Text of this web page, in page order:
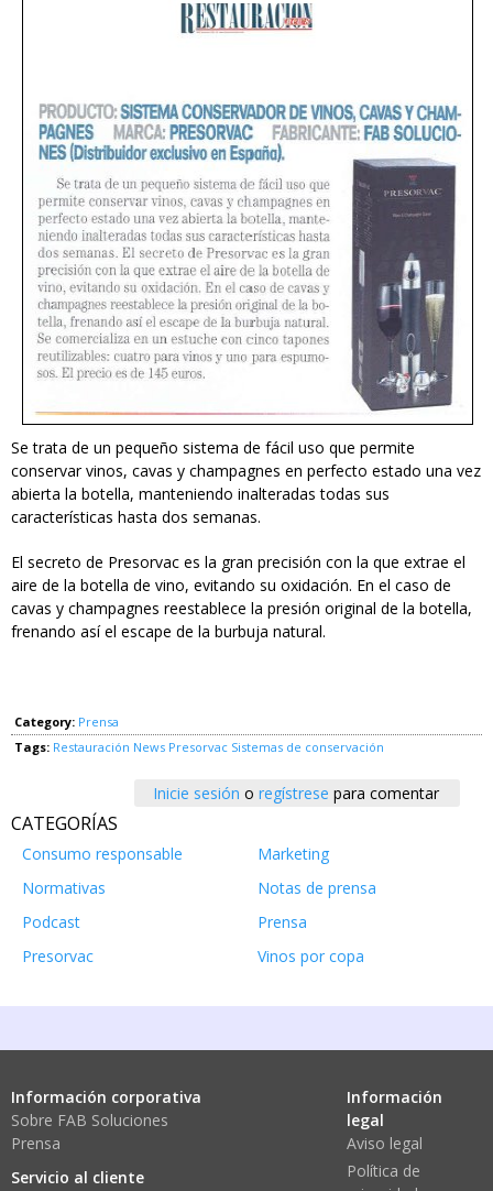
Se trata de un pequeño sistema de fácil uso que permite
conservar vinos, cavas y champagnes en perfecto estado una vez
abierta la botella, manteniendo inalteradas todas sus
características hasta dos semanas.
El secreto de Presorvac es la gran precisión con la que extrae el
aire de la botella de vino, evitando su oxidación. En el caso de
cavas y champagnes reestablece la presión original de la botella,
frenando así el escape de la burbuja natural.
Category: Prensa
Tags: Restauración News Presorvac Sistemas de conservación
Inicie sesión o regístrese para comentar
CATEGORÍAS
Consumo responsable
Marketing
Normativas
Notas de prensa
Podcast
Prensa
Presorvac
Vinos por copa
Información corporativa
Sobre FAB Soluciones
Prensa
Servicio al cliente
Información
legal
Aviso legal
Política de